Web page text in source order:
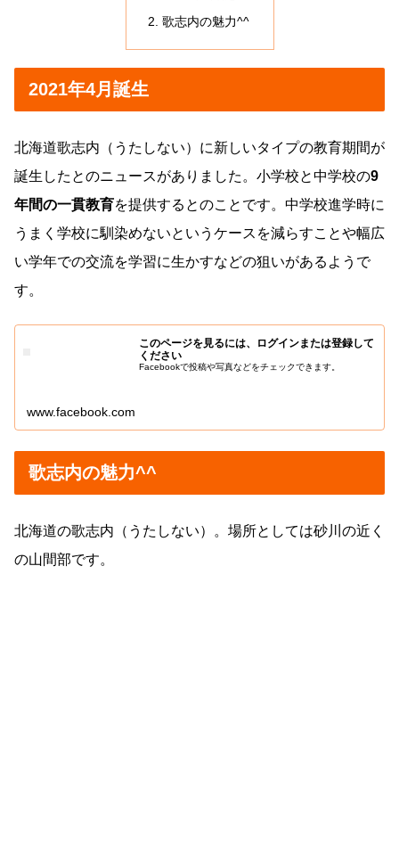
歌志内の魅力^^
2021年4月誕生
北海道歌志内（うたしない）に新しいタイプの教育期間が
誕生したとのニュースがありました。小学校と中学校の9
年間の一貫教育を提供するとのことです。中学校進学時に
うまく学校に馴染めないというケースを減らすことや幅広
い学年での交流を学習に生かすなどの狙いがあるようで
す。
このページを見るには、ログインまたは登録して
ください
Facebookで投稿や写真などをチェックできます。
www.facebook.com
歌志内の魅力^^
北海道の歌志内（うたしない）。場所としては砂川の近く
の山間部です。